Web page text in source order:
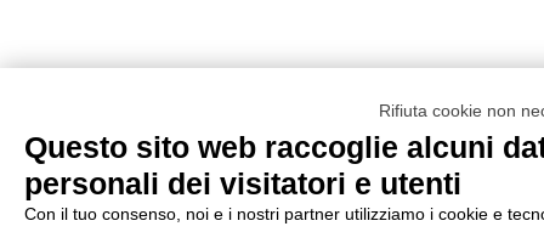
Rifiuta cookie non
Questo sito web raccoglie alcuni
personali dei visitatori e utenti
Con il tuo consenso, noi e i nostri partner utilizziamo i cookie e